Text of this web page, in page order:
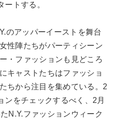
トする。
のアッパーイーストを舞台
性陣たちがパーティシーン
・ファッションも見どころ
キャストたちはファッショ
ちから注目を集めている。2
ンをチェックするべく、2月
N.Y.ファッションウィーク